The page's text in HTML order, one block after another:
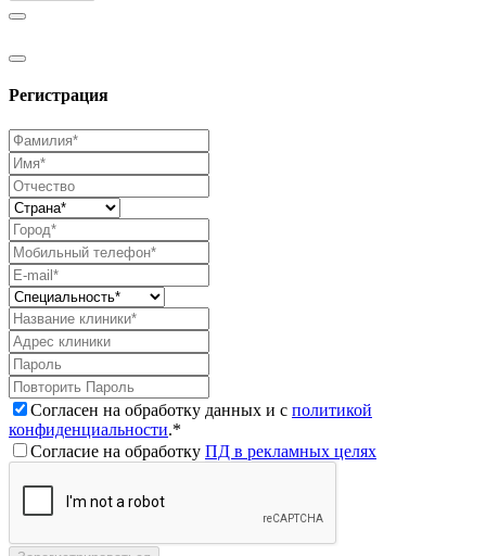
Регистрация
Согласен на обработку данных и с политикой
конфиденциальности.*
Согласие на обработку ПД в рекламных целях